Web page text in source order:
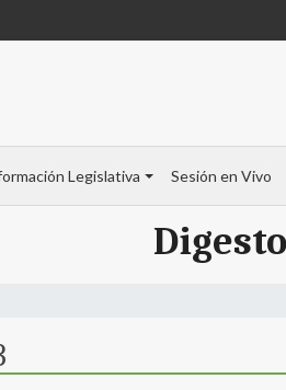
Legislativa Sesión en Vivo